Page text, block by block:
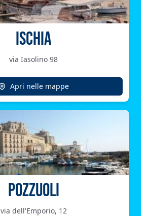
ISCHIA
via Iasolino 98
Apri nelle mappe
POZZUOLI
via dell'Emporio, 12